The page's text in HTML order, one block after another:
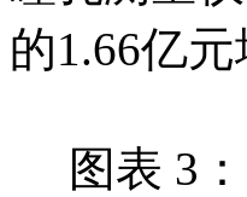
的1.66亿
图表 3